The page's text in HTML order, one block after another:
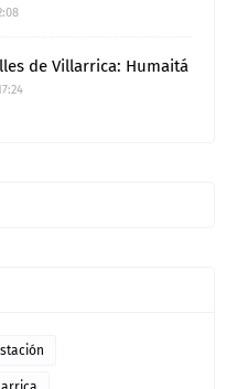
de Villarrica: Humaitá